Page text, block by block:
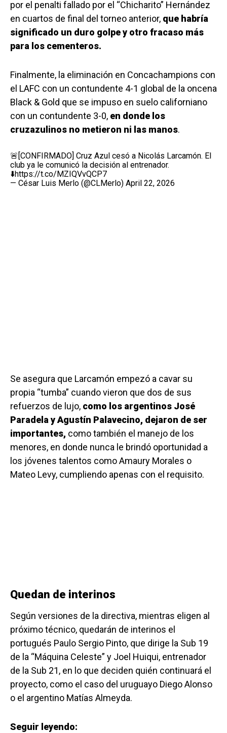
por el penalti fallado por el “Chicharito” Hernández
en cuartos de final del torneo anterior, que habría
significado un duro golpe y otro fracaso más
para los cementeros.
Finalmente, la eliminación en Concachampions con
el LAFC con un contundente 4-1 global de la oncena
Black & Gold que se impuso en suelo californiano
con un contundente 3-0, en donde los
cruzazulinos no metieron ni las manos.
🚨[CONFIRMADO] Cruz Azul cesó a Nicolás Larcamón. El
club ya le comunicó la decisión al entrenador.
⬇️https://t.co/MZIQVvQCP7
— César Luis Merlo (@CLMerlo) April 22, 2026
Se asegura que Larcamón empezó a cavar su
propia “tumba” cuando vieron que dos de sus
refuerzos de lujo, como los argentinos José
Paradela y Agustín Palavecino, dejaron de ser
importantes, como también el manejo de los
menores, en donde nunca le brindó oportunidad a
los jóvenes talentos como Amaury Morales o
Mateo Levy, cumpliendo apenas con el requisito.
Quedan de interinos
Según versiones de la directiva, mientras eligen al
próximo técnico, quedarán de interinos el
portugués Paulo Sergio Pinto, que dirige la Sub 19
de la “Máquina Celeste” y Joel Huiqui, entrenador
de la Sub 21, en lo que deciden quién continuará el
proyecto, como el caso del uruguayo Diego Alonso
o el argentino Matías Almeyda.
Seguir leyendo: